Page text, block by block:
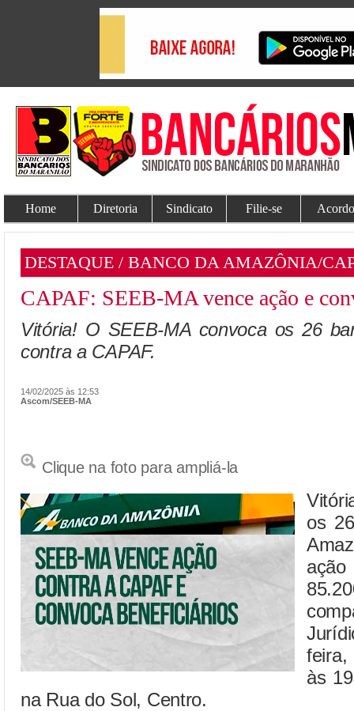
Home Diretoria Sindicato Filie-se
DESTAQUE / BANCO DA AMAZÔNIA/
CAPAF: SEEB-MA vence ação e
Vitória! O SEEB-MA convoca os 26
contra a CAPAF.
14/02/2025 às 12:53
Ascom/SEEB-MA
Clique na foto para ampliá-la
os
feira,
às
na Rua do Sol, Centro.